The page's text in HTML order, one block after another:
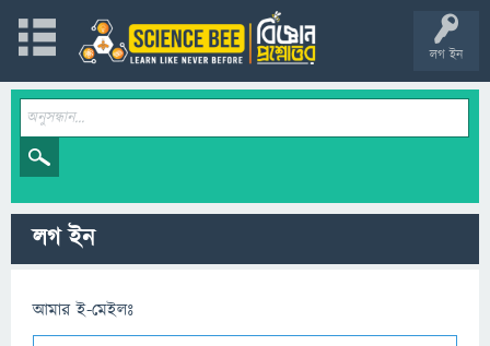
লগ ইন
লগ ইন
আমার ই-মেইলঃ